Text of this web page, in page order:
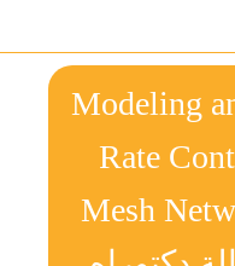
Modeling
Rate
Mesh